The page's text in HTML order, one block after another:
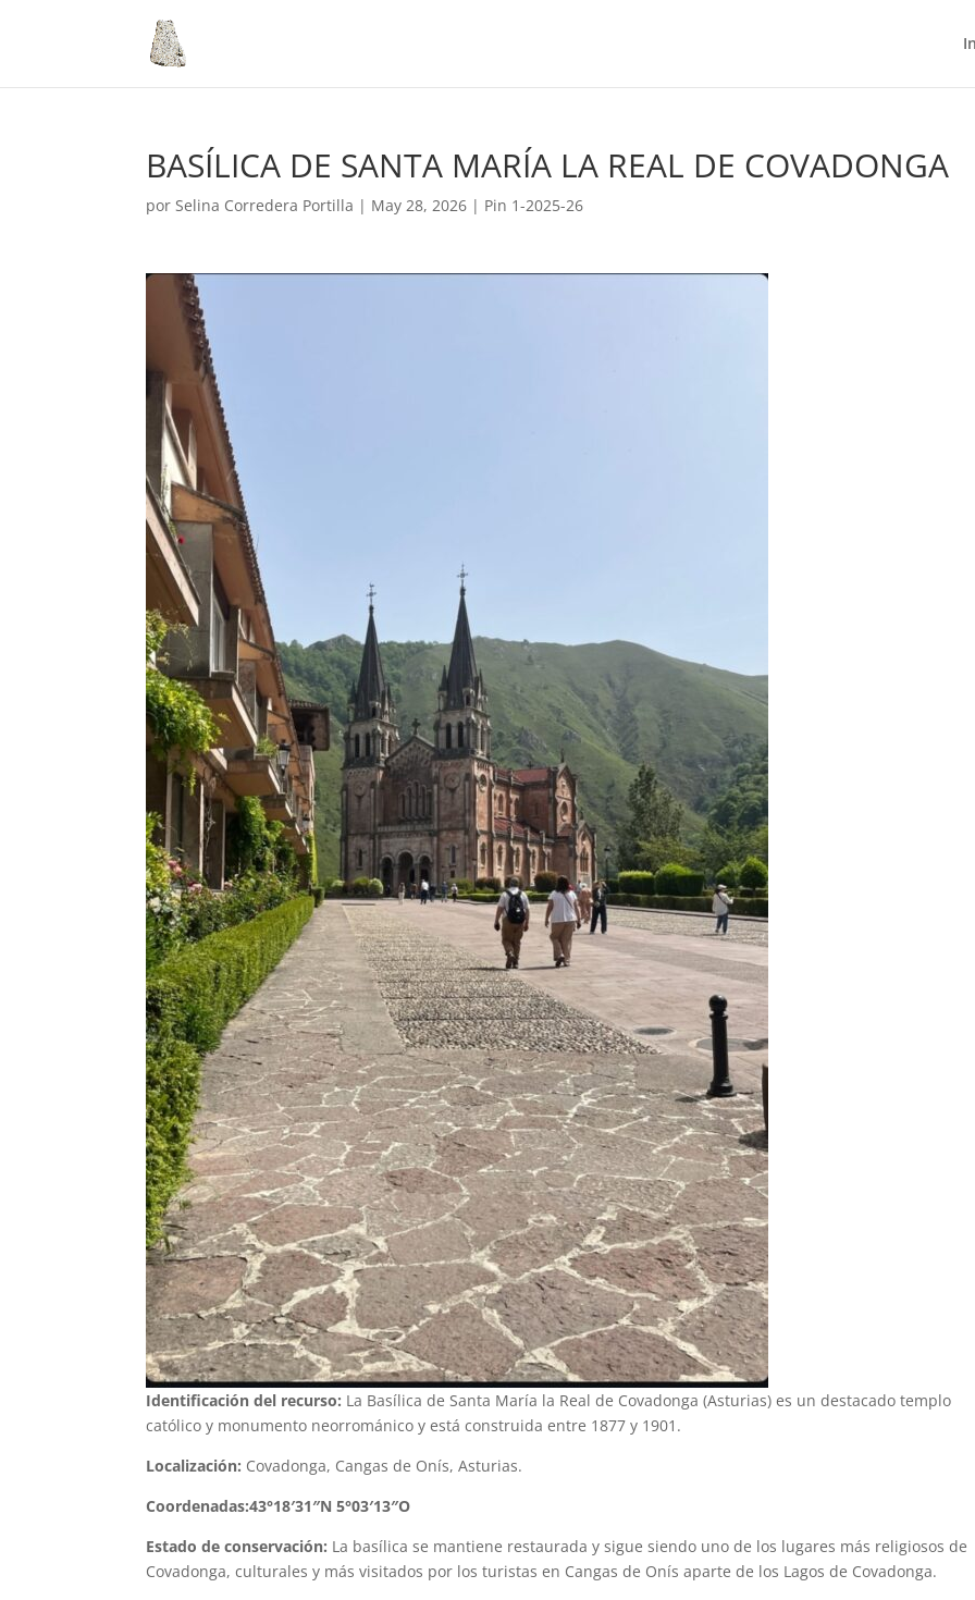
BASÍLICA DE SANTA MARÍA LA REAL DE COVADONGA
porSelina Corredera Portilla | May 28, 2026 | Pin 1-2025-26
Identificación del recurso: La Basílica de Santa María la Real de Covadonga (Asturias) es un destacado templo
católico y monumento neorrománico y está construida entre 1877 y 1901.
Localización: Covadonga, Cangas de Onís, Asturias.
Coordenadas:43°18′31″N 5°03′13″O
Estado de conservación: La basílica se mantiene restaurada y sigue siendo uno de los lugares más religiosos de
Covadonga, culturales y más visitados por los turistas en Cangas de Onís aparte de los Lagos de Covadonga.